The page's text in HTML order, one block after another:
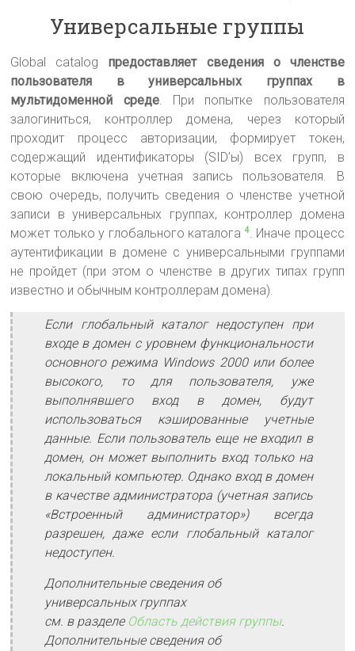
Универсальные группы
Global catalog предоставляет сведения о членстве
пользователя в универсальных группах в
мультидоменной среде. При попытке пользователя
залогиниться, контроллер домена, через который
проходит процесс авторизации, формирует токен,
содержащий идентификаторы (SID’ы) всех групп, в
которые включена учетная запись пользователя. В
свою очередь, получить сведения о членстве учетной
записи в универсальных группах, контроллер домена
может только у глобального каталога 4. Иначе процесс
аутентификации в домене с универсальными группами
не пройдет (при этом о членстве в других типах групп
известно и обычным контроллерам домена).
Если глобальный каталог недоступен при
входе в домен с уровнем функциональности
основного режима Windows 2000 или более
высокого, то для пользователя, уже
выполнявшего вход в домен, будут
использоваться кэшированные учетные
данные. Если пользователь еще не входил в
домен, он может выполнить вход только на
локальный компьютер. Однако вход в домен
в качестве администратора (учетная запись
«Встроенный администратор») всегда
разрешен, даже если глобальный каталог
недоступен.
Дополнительные сведения об
универсальных группах
см. в разделе Область действия группы.
Дополнительные сведения об